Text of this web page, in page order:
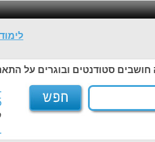
סטודנטים ובוגרים על